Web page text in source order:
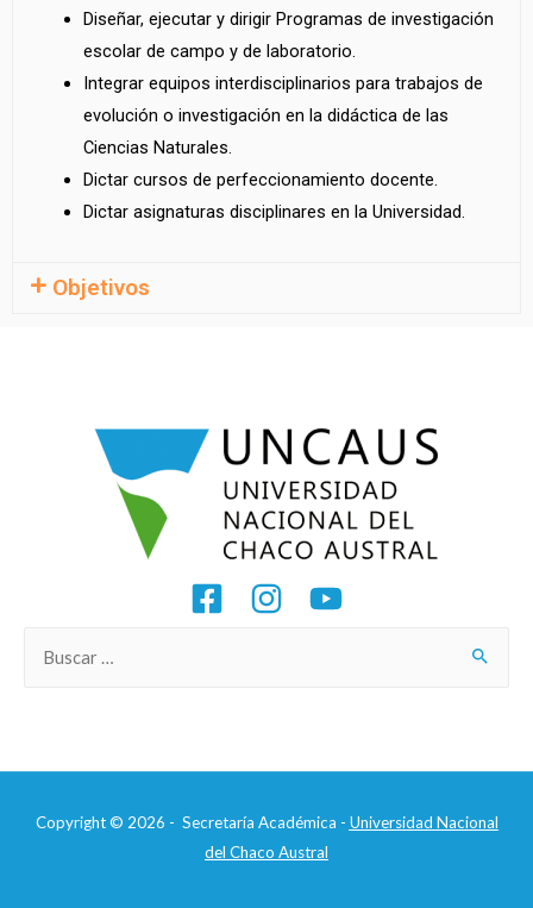
Diseñar, ejecutar y dirigir Programas de investigación
escolar de campo y de laboratorio.
Integrar equipos interdisciplinarios para trabajos de
evolución o investigación en la didáctica de las
Ciencias Naturales.
Dictar cursos de perfeccionamiento docente.
Dictar asignaturas disciplinares en la Universidad.
Objetivos
Copyright © 2026 - Secretaría Académica - Universidad Nacional
del Chaco Austral